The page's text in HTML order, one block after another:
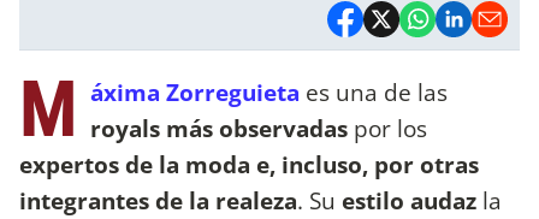
M áxima Zorreguieta es una de las
royals más observadas por los
expertos de la moda e, incluso, por otras
integrantes de la realeza. Su estilo audaz la